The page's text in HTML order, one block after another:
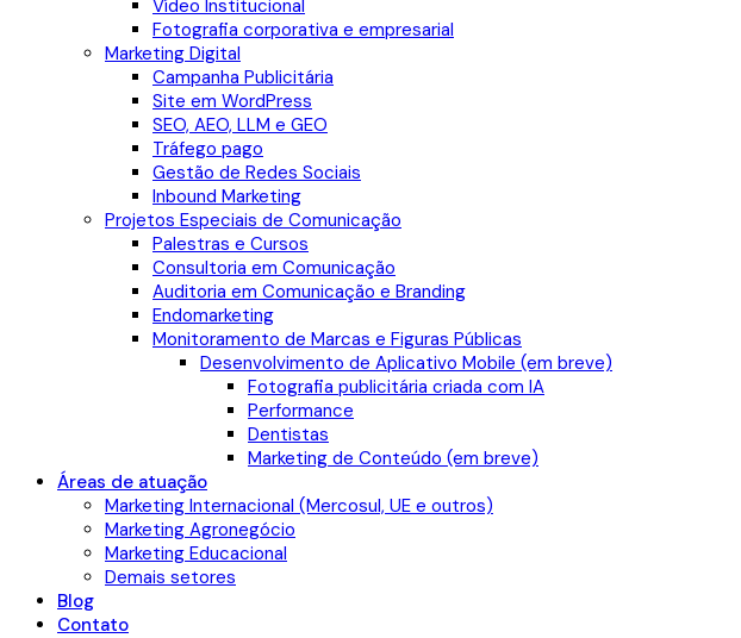
Vídeo Institucional
Fotografia corporativa e empresarial
Marketing Digital
Campanha Publicitária
Site em WordPress
SEO, AEO, LLM e GEO
Tráfego pago
Gestão de Redes Sociais
Inbound Marketing
Projetos Especiais de Comunicação
Palestras e Cursos
Consultoria em Comunicação
Auditoria em Comunicação e Branding
Endomarketing
Monitoramento de Marcas e Figuras Públicas
Desenvolvimento de Aplicativo Mobile (em breve)
Fotografia publicitária criada com IA
Performance
Dentistas
Marketing de Conteúdo (em breve)
Áreas de atuação
Marketing Internacional (Mercosul, UE e outros)
Marketing Agronegócio
Marketing Educacional
Demais setores
Blog
Contato